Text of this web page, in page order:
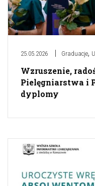
25.05.2026 Graduacje,
Wzruszenie,
Pielęgniarstwa i
dyplomy